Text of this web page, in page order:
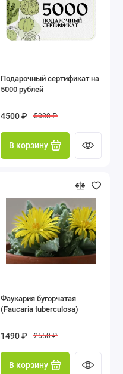
Подарочный сертификат на
5000 рублей
4500 ₽ 5000 ₽
В корзину
Фаукария бугорчатая
(Faucaria tuberculosa)
1490 ₽ 2550 ₽
В корзину